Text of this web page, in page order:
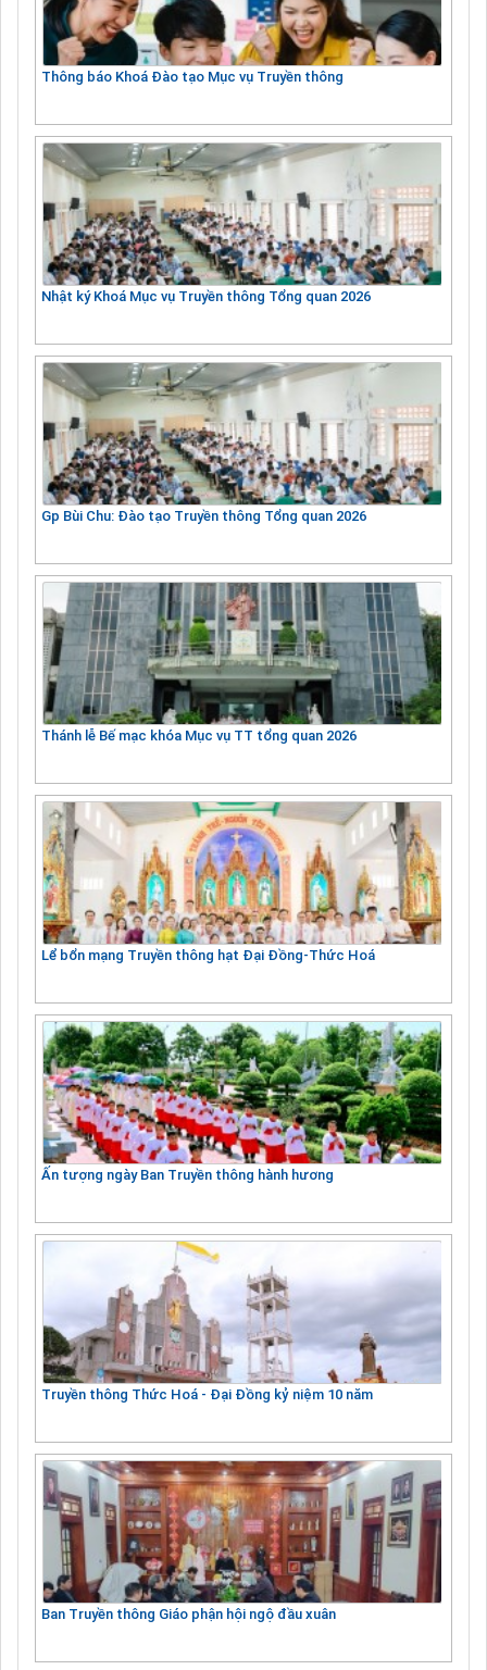
Thông báo Khoá Đào tạo Mục vụ Truyền thông
Nhật ký Khoá Mục vụ Truyền thông Tổng quan 2026
Gp Bùi Chu: Đào tạo Truyền thông Tổng quan 2026
Thánh lễ Bế mạc khóa Mục vụ TT tổng quan 2026
Lể bổn mạng Truyền thông hạt Đại Đồng-Thức Hoá
Ấn tượng ngày Ban Truyền thông hành hương
Truyền thông Thức Hoá - Đại Đồng kỷ niệm 10 năm
Ban Truyền thông Giáo phận hội ngộ đầu xuân